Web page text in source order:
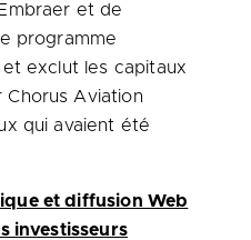
et de
programme
exclut les capitaux
Chorus Aviation
qui avaient été
et diffusion Web
investisseurs